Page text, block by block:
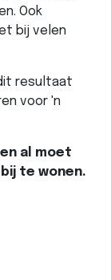
Ook
bij velen
resultaat
voor 'n
al moet
te wonen.